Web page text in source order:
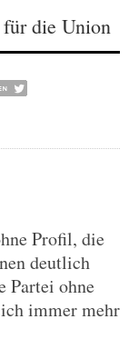
die Union
Profil, die
deutlich
Partei ohne
immer mehr